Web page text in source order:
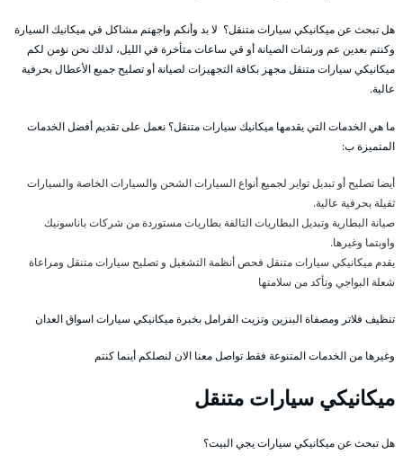
هل تبحث عن ميكانيكي سيارات متنقل؟ لا بد وأنكم واجهتم مشاكل في ميكانيك السيارة
وكنتم بعدين عم ورشات الصيانة أو قي ساعات متأخرة في الليل، لذلك نحن نؤمن لكم
ميكانيكي سيارات متنقل مجهز بكافة التجهيزات لصيانة أو تصليح جميع الأعطال بحرفية
عالية.
ما هي الخدمات التي يقدمها ميكانيك سيارات متنقل؟ نعمل على تقديم أفضل الخدمات
المتميزة ب:
أيضا تصليح أو تبديل تواير لجميع أنواع السيارات الشحن والسيارات الخاصة والسيارات
ثقيلة بحرفية عالية.
صيانة البطارية وتبديل البطاريات التالفة بطاريات مستوردة من شركات باناسونيك
واوبتما وغيرها.
يقدم ميكانيكي سيارات متنقل فحص أنظمة التشغيل و تصليح سيارات متنقل ومراعاة
شعلة البواجي وتأكد من سلامتها
تنظيف فلاتر ومصفاة البنزين وتزيت الفرامل بخبرة ميكانيكي سيارات اسواق العدان
وغيرها من الخدمات المتنوعة فقط تواصل معنا الان لنصلكم أينما كنتم
ميكانيكي سيارات متنقل
هل تبحث عن ميكانيكي سيارات يجي البيت؟